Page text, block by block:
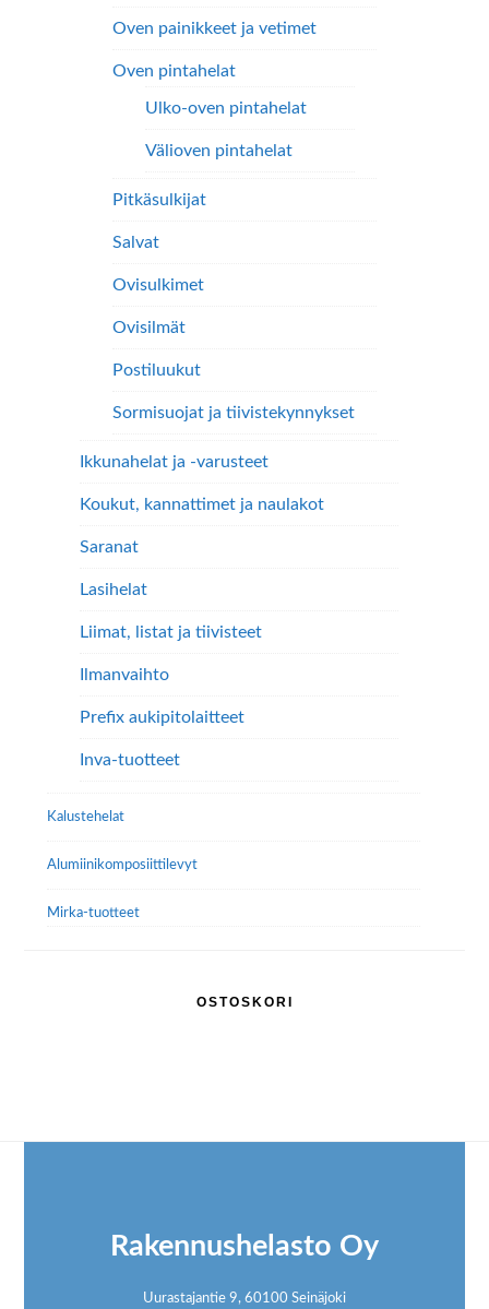
Oven painikkeet ja vetimet
Oven pintahelat
Ulko-oven pintahelat
Välioven pintahelat
Pitkäsulkijat
Salvat
Ovisulkimet
Ovisilmät
Postiluukut
Sormisuojat ja tiivistekynnykset
Ikkunahelat ja -varusteet
Koukut, kannattimet ja naulakot
Saranat
Lasihelat
Liimat, listat ja tiivisteet
Ilmanvaihto
Prefix aukipitolaitteet
Inva-tuotteet
Kalustehelat
Alumiini­komposiitti­levyt
Mirka-tuotteet
OSTOSKORI
Rakennushelasto Oy
Uurastajantie 9, 60100 Seinäjoki